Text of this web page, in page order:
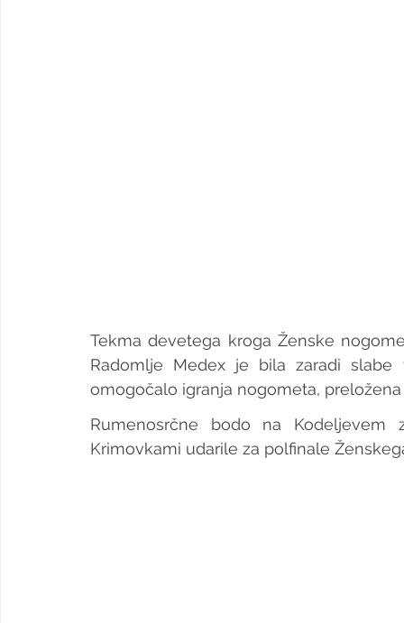
Tekma devetega kroga Ženske
Radomlje Medex je bila zaradi
omogočalo igranja nogometa,
Rumenosrčne bodo na
Krimovkami udarile za polfinale